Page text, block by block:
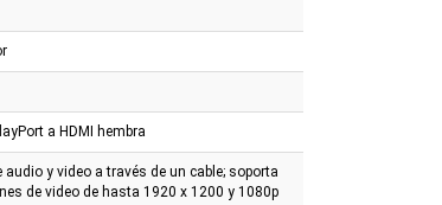
3 Soporte Ugreen Brazo
a HDMI hembra
y video a través de un cable; soporta
de video de hasta 1920 x 1200 y 1080p